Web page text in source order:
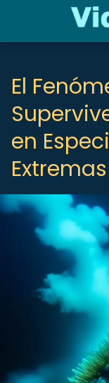
El
en
Extremas